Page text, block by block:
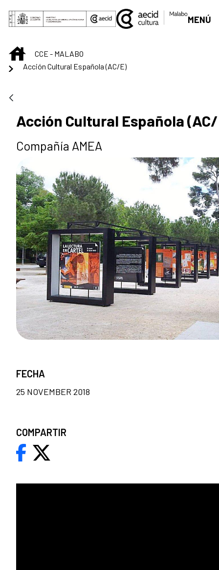
Skip to Main Content
MENÚ
INICIOCCE - MALABO
Acción Cultural Española (AC/E)
Acción Cultural Española
Compañía AMEA
FECHA
25 NOVEMBER 2018
COMPARTIR